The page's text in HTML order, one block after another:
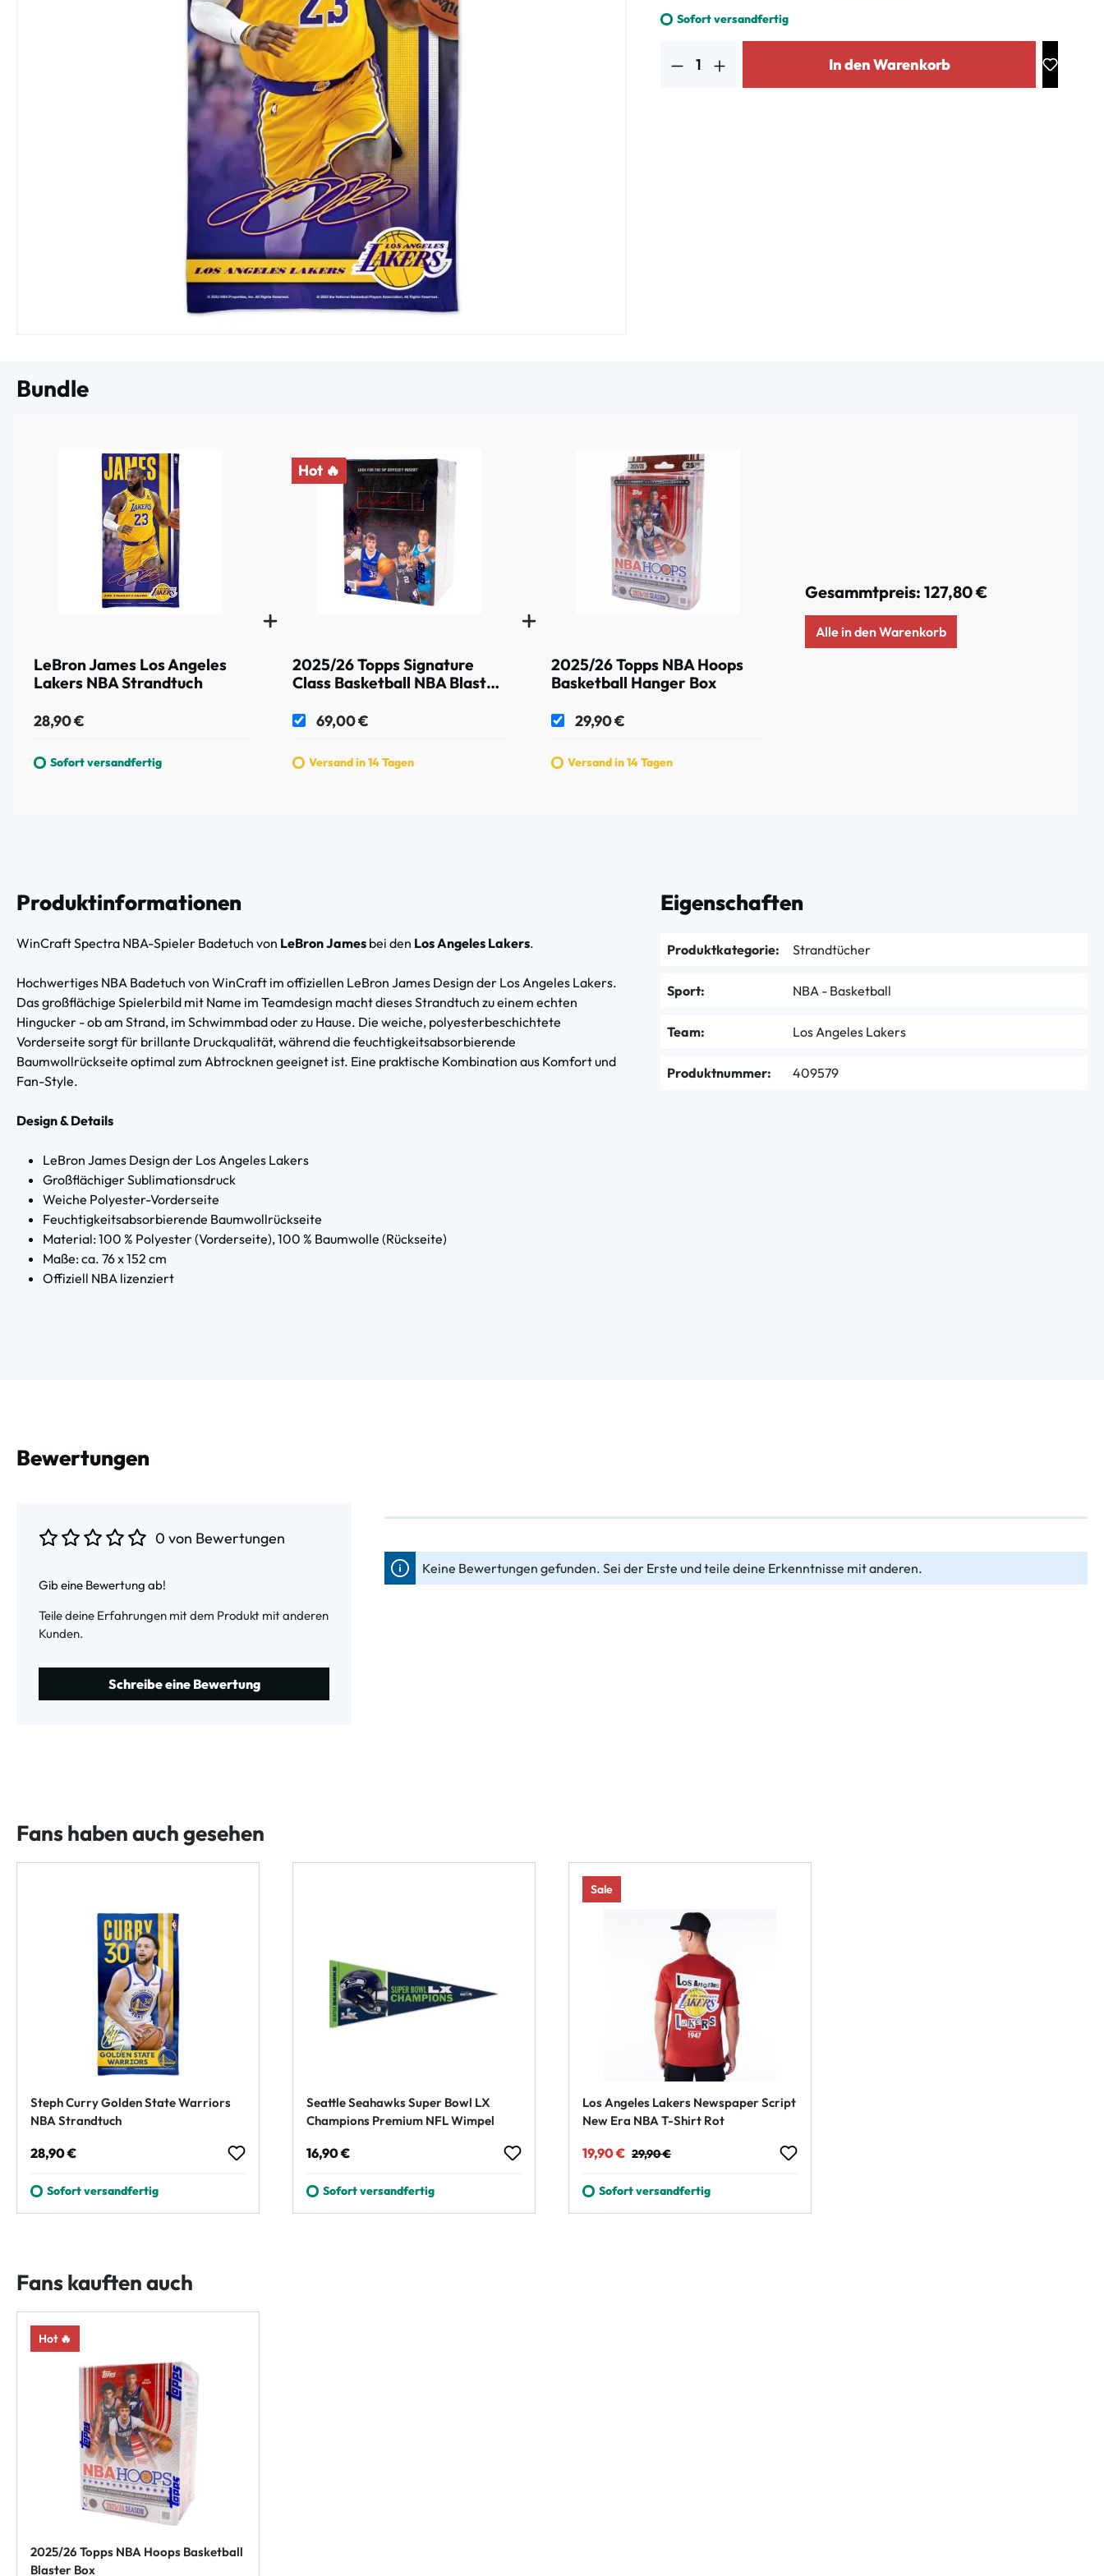
Sofort versandfertig
In den Warenkorb
Bundle
LeBron James Los Angeles
Lakers NBA Strandtuch
28,90 €
Sofort versandfertig
Hot 🔥
2025/26 Topps Signature
Class Basketball NBA Blaster
69,00 €
Versand in 14 Tagen
2025/26 Topps NBA Hoops
Basketball Hanger Box
29,90 €
Versand in 14 Tagen
Gesammtpreis:127,80 €
Alle in den Warenkorb
Produktinformationen
WinCraft Spectra NBA-Spieler Badetuch von LeBron James bei den Los Angeles Lakers.
Hochwertiges NBA Badetuch von WinCraft im offiziellen LeBron James Design der Los Angeles Lakers.
Das großflächige Spielerbild mit Name im Teamdesign macht dieses Strandtuch zu einem echten
Hingucker - ob am Strand, im Schwimmbad oder zu Hause. Die weiche, polyesterbeschichtete
Vorderseite sorgt für brillante Druckqualität, während die feuchtigkeitsabsorbierende
Baumwollrückseite optimal zum Abtrocknen geeignet ist. Eine praktische Kombination aus Komfort und
Fan-Style.
Design & Details
LeBron James Design der Los Angeles Lakers
Großflächiger Sublimationsdruck
Weiche Polyester-Vorderseite
Feuchtigkeitsabsorbierende Baumwollrückseite
Material: 100 % Polyester (Vorderseite), 100 % Baumwolle (Rückseite)
Maße: ca. 76 x 152 cm
Offiziell NBA lizenziert
Eigenschaften
Produktkategorie: Strandtücher
Sport: NBA - Basketball
Team: Los Angeles Lakers
Produktnummer: 409579
Bewertungen
0 von Bewertungen
Gib eine Bewertung ab!
Teile deine Erfahrungen mit dem Produkt mit anderen
Kunden.
Schreibe eine Bewertung
Keine Bewertungen gefunden. Sei der Erste und teile deine Erkenntnisse mit anderen.
Fans haben auch gesehen
Steph Curry Golden State Warriors
NBA Strandtuch
Regulärer Preis:
28,90 €
Sofort versandfertig
Seattle Seahawks Super Bowl LX
Champions Premium NFL Wimpel
Regulärer Preis:
16,90 €
Sofort versandfertig
Sale
Los Angeles Lakers Newspaper Script
New Era NBA T-Shirt Rot
Verkaufspreis:
19,90 € Regulärer Preis:
29,90 €
Sofort versandfertig
Fans kauften auch
Hot 🔥
2025/26 Topps NBA Hoops Basketball
Blaster Box